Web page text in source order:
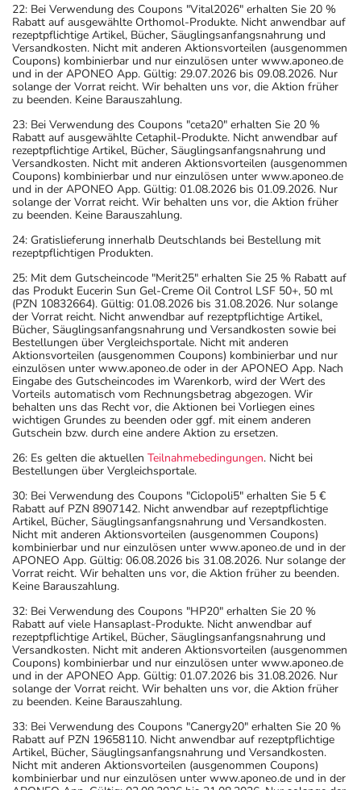
22: Bei Verwendung des Coupons "Vital2026" erhalten Sie 20 %
Rabatt auf ausgewählte Orthomol-Produkte. Nicht anwendbar auf
rezeptpflichtige Artikel, Bücher, Säuglingsanfangsnahrung und
Versandkosten. Nicht mit anderen Aktionsvorteilen (ausgenommen
Coupons) kombinierbar und nur einzulösen unter www.aponeo.de
und in der APONEO App. Gültig: 29.07.2026 bis 09.08.2026. Nur
solange der Vorrat reicht. Wir behalten uns vor, die Aktion früher
zu beenden. Keine Barauszahlung.
23: Bei Verwendung des Coupons "ceta20" erhalten Sie 20 %
Rabatt auf ausgewählte Cetaphil-Produkte. Nicht anwendbar auf
rezeptpflichtige Artikel, Bücher, Säuglingsanfangsnahrung und
Versandkosten. Nicht mit anderen Aktionsvorteilen (ausgenommen
Coupons) kombinierbar und nur einzulösen unter www.aponeo.de
und in der APONEO App. Gültig: 01.08.2026 bis 01.09.2026. Nur
solange der Vorrat reicht. Wir behalten uns vor, die Aktion früher
zu beenden. Keine Barauszahlung.
24: Gratislieferung innerhalb Deutschlands bei Bestellung mit
rezeptpflichtigen Produkten.
25: Mit dem Gutscheincode "Merit25" erhalten Sie 25 % Rabatt auf
das Produkt Eucerin Sun Gel-Creme Oil Control LSF 50+, 50 ml
(PZN 10832664). Gültig: 01.08.2026 bis 31.08.2026. Nur solange
der Vorrat reicht. Nicht anwendbar auf rezeptpflichtige Artikel,
Bücher, Säuglingsanfangsnahrung und Versandkosten sowie bei
Bestellungen über Vergleichsportale. Nicht mit anderen
Aktionsvorteilen (ausgenommen Coupons) kombinierbar und nur
einzulösen unter www.aponeo.de oder in der APONEO App. Nach
Eingabe des Gutscheincodes im Warenkorb, wird der Wert des
Vorteils automatisch vom Rechnungsbetrag abgezogen. Wir
behalten uns das Recht vor, die Aktionen bei Vorliegen eines
wichtigen Grundes zu beenden oder ggf. mit einem anderen
Gutschein bzw. durch eine andere Aktion zu ersetzen.
26: Es gelten die aktuellen Teilnahmebedingungen. Nicht bei
Bestellungen über Vergleichsportale.
30: Bei Verwendung des Coupons "Ciclopoli5" erhalten Sie 5 €
Rabatt auf PZN 8907142. Nicht anwendbar auf rezeptpflichtige
Artikel, Bücher, Säuglingsanfangsnahrung und Versandkosten.
Nicht mit anderen Aktionsvorteilen (ausgenommen Coupons)
kombinierbar und nur einzulösen unter www.aponeo.de und in der
APONEO App. Gültig: 06.08.2026 bis 31.08.2026. Nur solange der
Vorrat reicht. Wir behalten uns vor, die Aktion früher zu beenden.
Keine Barauszahlung.
32: Bei Verwendung des Coupons "HP20" erhalten Sie 20 %
Rabatt auf viele Hansaplast-Produkte. Nicht anwendbar auf
rezeptpflichtige Artikel, Bücher, Säuglingsanfangsnahrung und
Versandkosten. Nicht mit anderen Aktionsvorteilen (ausgenommen
Coupons) kombinierbar und nur einzulösen unter www.aponeo.de
und in der APONEO App. Gültig: 01.07.2026 bis 31.08.2026. Nur
solange der Vorrat reicht. Wir behalten uns vor, die Aktion früher
zu beenden. Keine Barauszahlung.
33: Bei Verwendung des Coupons "Canergy20" erhalten Sie 20 %
Rabatt auf PZN 19658110. Nicht anwendbar auf rezeptpflichtige
Artikel, Bücher, Säuglingsanfangsnahrung und Versandkosten.
Nicht mit anderen Aktionsvorteilen (ausgenommen Coupons)
kombinierbar und nur einzulösen unter www.aponeo.de und in der